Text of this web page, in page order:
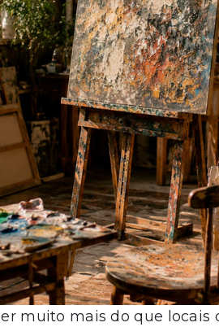
muito mais do que locais